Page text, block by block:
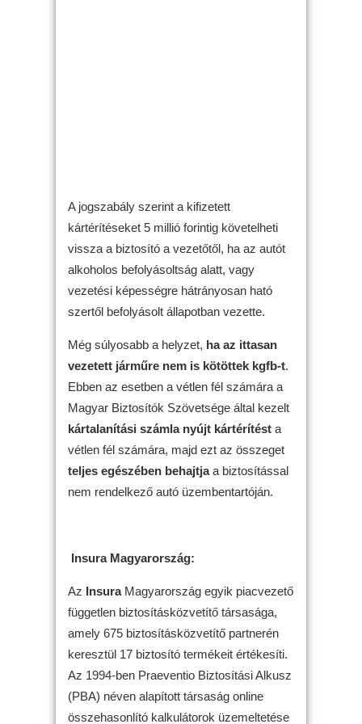
A jogszabály szerint a kifizetett
kártérítéseket 5 millió forintig követelheti
vissza a biztosító a vezetőtől, ha az autót
alkoholos befolyásoltság alatt, vagy
vezetési képességre hátrányosan ható
szertől befolyásolt állapotban vezette.
Még súlyosabb a helyzet, ha az ittasan
vezetett járműre nem is kötöttek kgfb-t.
Ebben az esetben a vétlen fél számára a
Magyar Biztosítók Szövetsége által kezelt
kártalanítási számla nyújt kártérítést a
vétlen fél számára, majd ezt az összeget
teljes egészében behajtjaa biztosítással
nem rendelkező autó üzembentartóján.
Insura Magyarország:
Az InsuraMagyarország egyik piacvezető
független biztosításközvetítő társasága,
amely 675 biztosításközvetítő partnerén
keresztül 17 biztosító termékeit értékesíti.
Az 1994-ben Praeventio Biztosítási Alkusz
(PBA) néven alapított társaság online
összehasonlító kalkulátorok üzemeltetése